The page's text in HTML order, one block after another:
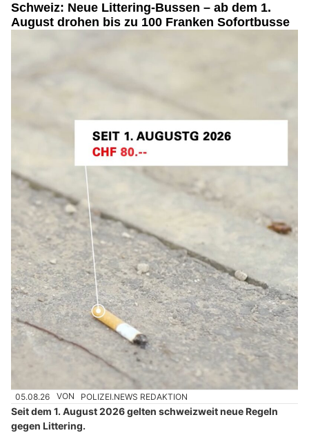
Schweiz: Neue Littering-Bussen – ab dem 1.
August drohen bis zu 100 Franken Sofortbusse
05.08.26 VON POLIZEI.NEWS REDAKTION
Seit dem 1. August 2026 gelten schweizweit neue Regeln
gegen Littering.